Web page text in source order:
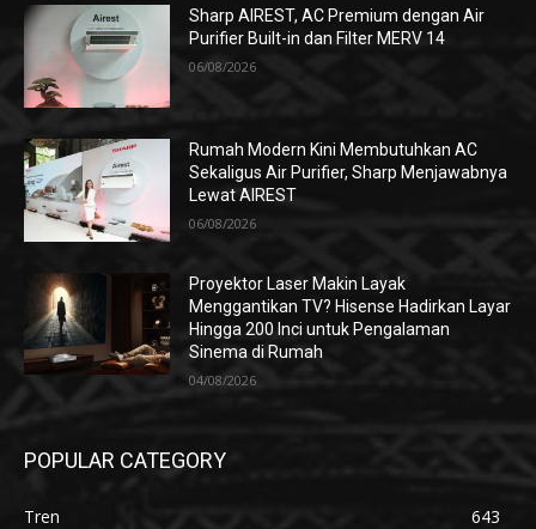
Sharp AIREST, AC Premium dengan Air
Purifier Built-in dan Filter MERV 14
06/08/2026
Rumah Modern Kini Membutuhkan AC
Sekaligus Air Purifier, Sharp Menjawabnya
Lewat AIREST
06/08/2026
Proyektor Laser Makin Layak
Menggantikan TV? Hisense Hadirkan Layar
Hingga 200 Inci untuk Pengalaman
Sinema di Rumah
04/08/2026
POPULAR CATEGORY
Tren
643